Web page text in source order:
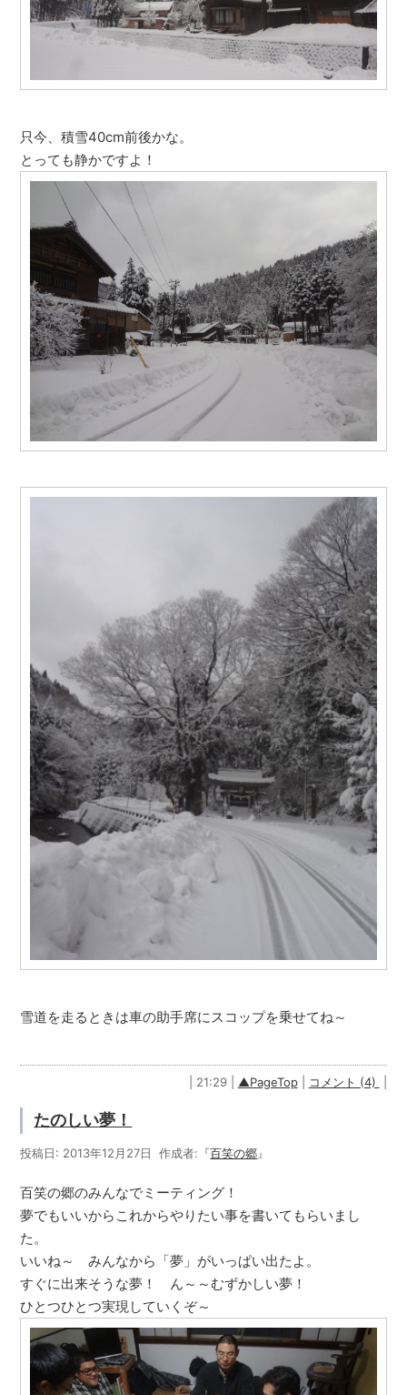
只今、積雪40cm前後かな。
とっても静かですよ！
雪道を走るときは車の助手席にスコップを乗せてね～
| 21:29 | ▲PageTop| コメント (4)
たのしい夢！
投稿日: 2013年12月27日 作成者:『百笑の郷』
百笑の郷のみんなでミーティング！
夢でもいいからこれからやりたい事を書いてもらいまし
た。
いいね～ みんなから「夢」がいっぱい出たよ。
すぐに出来そうな夢！ ん～～むずかしい夢！
ひとつひとつ実現していくぞ～